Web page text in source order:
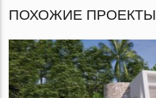
ПОХОЖИЕ ПРОЕКТЫ